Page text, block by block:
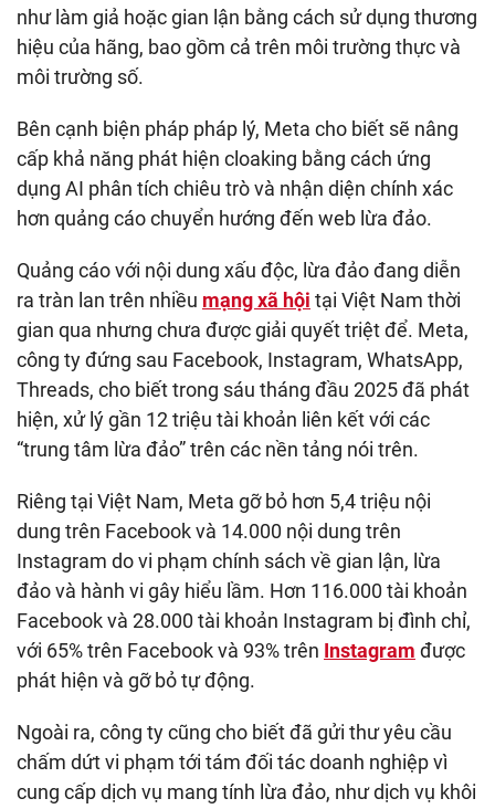
như làm giả hoặc gian lận bằng cách sử dụng thương
hiệu của hãng, bao gồm cả trên môi trường thực và
môi trường số.
Bên cạnh biện pháp pháp lý, Meta cho biết sẽ nâng
cấp khả năng phát hiện cloaking bằng cách ứng
dụng AI phân tích chiêu trò và nhận diện chính xác
hơn quảng cáo chuyển hướng đến web lừa đảo.
Quảng cáo với nội dung xấu độc, lừa đảo đang diễn
ra tràn lan trên nhiều mạng xã hội tại Việt Nam thời
gian qua nhưng chưa được giải quyết triệt để. Meta,
công ty đứng sau Facebook, Instagram, WhatsApp,
Threads, cho biết trong sáu tháng đầu 2025 đã phát
hiện, xử lý gần 12 triệu tài khoản liên kết với các
“trung tâm lừa đảo” trên các nền tảng nói trên.
Riêng tại Việt Nam, Meta gỡ bỏ hơn 5,4 triệu nội
dung trên Facebook và 14.000 nội dung trên
Instagram do vi phạm chính sách về gian lận, lừa
đảo và hành vi gây hiểu lầm. Hơn 116.000 tài khoản
Facebook và 28.000 tài khoản Instagram bị đình chỉ,
với 65% trên Facebook và 93% trên Instagram được
phát hiện và gỡ bỏ tự động.
Ngoài ra, công ty cũng cho biết đã gửi thư yêu cầu
chấm dứt vi phạm tới tám đối tác doanh nghiệp vì
cung cấp dịch vụ mang tính lừa đảo, như dịch vụ khôi